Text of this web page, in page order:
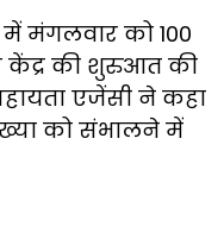
में मंगलवार को 100
केंद्र की शुरुआत की
एजेंसी ने कहा
को संभालने में